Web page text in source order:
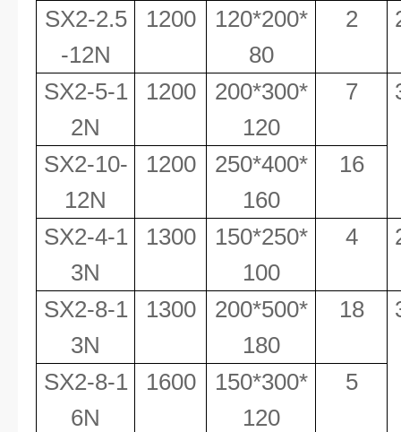
SX2-2.5
-12N
1200
120*200*
80
2
SX2-5-1
2N
1200
200*300*
120
7
SX2-10-
12N
1200
250*400*
160
16
SX2-4-1
3N
1300
150*250*
100
4
SX2-8-1
3N
1300
200*500*
180
18
SX2-8-1
6N
1600
150*300*
120
5